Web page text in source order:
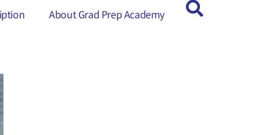
About Grad Prep Academy
About Grad Prep Academy